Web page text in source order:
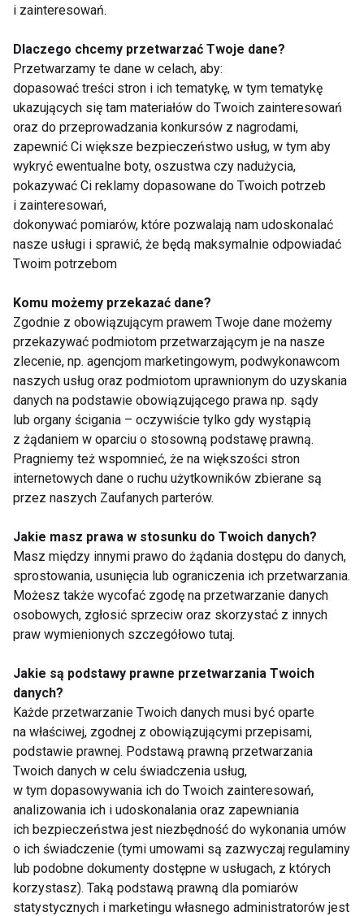
Jak przemycić
warzywa do posiłków?
Wypróbuj te przepisy!
Post warzywno-
owocowy jako
ostateczny ratunek
dla Twojego zdrowia?
Pokaż więcej
Mrożone jogurtowe
batoniki z owocami –
zdrowy deser bez
cukru, który
pokochasz tego lata
Chłodnik proteinowy z
pieczonych buraków i
skyru – lekki obiad na
upalne dni
7 kolacji do 400 kcal,
które sycą i pomagają
przetrwać letnie upały
Pizza, kebab,
cheeseburger z
kaszą? Zaskakujące
Domowe pasty do
pieczywa – 7
zdrowych pomysłów
zamiast wędlin
Nie tylko jagodzianki.
5 fit pomysłów na
wykorzystanie sezonu
na jagody
i zainteresowań.
Dlaczego chcemy przetwarzać Twoje dane?
Przetwarzamy te dane w celach, aby:
dopasować treści stron i ich tematykę, w tym tematykę
ukazujących się tam materiałów do Twoich zainteresowań
oraz do przeprowadzania konkursów z nagrodami,
zapewnić Ci większe bezpieczeństwo usług, w tym aby
wykryć ewentualne boty, oszustwa czy nadużycia,
pokazywać Ci reklamy dopasowane do Twoich potrzeb
i zainteresowań,
dokonywać pomiarów, które pozwalają nam udoskonalać
nasze usługi i sprawić, że będą maksymalnie odpowiadać
Twoim potrzebom
Komu możemy przekazać dane?
Zgodnie z obowiązującym prawem Twoje dane możemy
przekazywać podmiotom przetwarzającym je na nasze
zlecenie, np. agencjom marketingowym, podwykonawcom
naszych usług oraz podmiotom uprawnionym do uzyskania
danych na podstawie obowiązującego prawa np. sądy
lub organy ścigania – oczywiście tylko gdy wystąpią
z żądaniem w oparciu o stosowną podstawę prawną.
Pragniemy też wspomnieć, że na większości stron
internetowych dane o ruchu użytkowników zbierane są
przez naszych Zaufanych parterów.
Jakie masz prawa w stosunku do Twoich danych?
Masz między innymi prawo do żądania dostępu do danych,
sprostowania, usunięcia lub ograniczenia ich przetwarzania.
Możesz także wycofać zgodę na przetwarzanie danych
osobowych, zgłosić sprzeciw oraz skorzystać z innych
praw wymienionych szczegółowo tutaj.
Jakie są podstawy prawne przetwarzania Twoich
danych?
Każde przetwarzanie Twoich danych musi być oparte
na właściwej, zgodnej z obowiązującymi przepisami,
podstawie prawnej. Podstawą prawną przetwarzania
Twoich danych w celu świadczenia usług,
w tym dopasowywania ich do Twoich zainteresowań,
analizowania ich i udoskonalania oraz zapewniania
ich bezpieczeństwa jest niezbędność do wykonania umów
o ich świadczenie (tymi umowami są zazwyczaj regulaminy
lub podobne dokumenty dostępne w usługach, z których
korzystasz). Taką podstawą prawną dla pomiarów
statystycznych i marketingu własnego administratorów jest